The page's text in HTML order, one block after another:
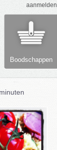
aanmelden
Boodschappen